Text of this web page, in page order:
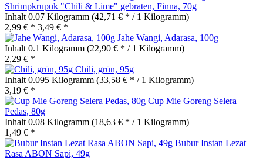
Shrimpkrupuk "Chili & Lime" gebraten, Finna, 70g
Inhalt 0.07 Kilogramm (42,71 € * / 1 Kilogramm)
2,99 € * 3,49 € *
Jahe Wangi, Adarasa, 100g
Inhalt 0.1 Kilogramm (22,90 € * / 1 Kilogramm)
2,29 € *
Chili, grün, 95g
Inhalt 0.095 Kilogramm (33,58 € * / 1 Kilogramm)
3,19 € *
Cup Mie Goreng Selera
Pedas, 80g
Inhalt 0.08 Kilogramm (18,63 € * / 1 Kilogramm)
1,49 € *
Bubur Instan Lezat
Rasa ABON Sapi, 49g